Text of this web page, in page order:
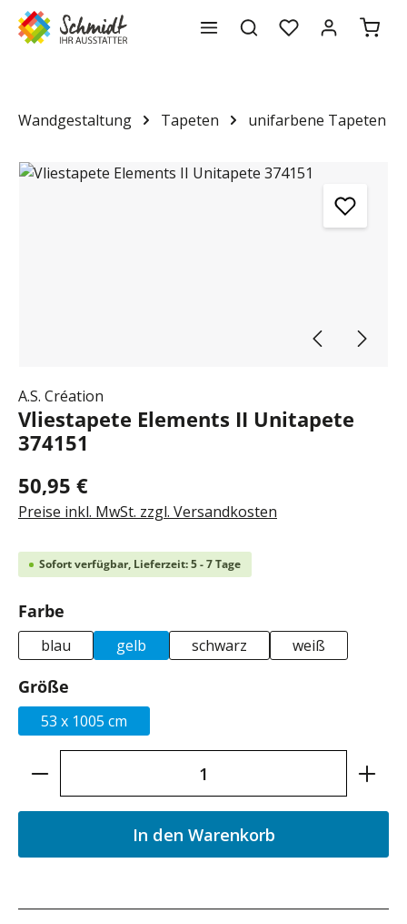
springen
Wandgestaltung Tapeten unifarbene Tapeten
Bildergalerie überspringen
A.S. Création
Vliestapete Elements II Unitapete
374151
50,95 €
Preise inkl. MwSt. zzgl. Versandkosten
Sofort verfügbar, Lieferzeit: 5 - 7 Tage
Farbe
blau gelb schwarz weiß
Größe
53 x 1005 cm
Produkt Anzahl: Gib den gewünschten
In den Warenkorb